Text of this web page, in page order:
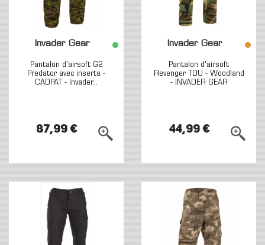
Invader Gear
Pantalon d'airsoft G2
Predator avec inserts -
CADPAT - Invader...
87,99 €
Invader Gear
Pantalon d'airsoft
Revenger TDU - Woodland
- INVADER GEAR
44,99 €